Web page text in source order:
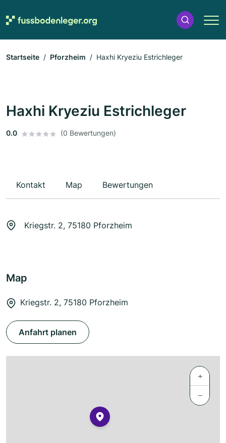
Startseite Pforzheim Haxhi Kryeziu Estrichleger
Haxhi Kryeziu Estrichleger
0.0 (0 Bewertungen)
Kontakt Map Bewertungen
Kriegstr. 2, 75180 Pforzheim
Map
Kriegstr. 2, 75180 Pforzheim
Anfahrt planen
+
−